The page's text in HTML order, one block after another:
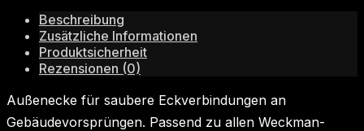
Beschreibung
Zusätzliche Informationen
Produktsicherheit
Rezensionen (0)
Außenecke für saubere Eckverbindungen an
Gebäudevorsprüngen. Passend zu allen Weckman-